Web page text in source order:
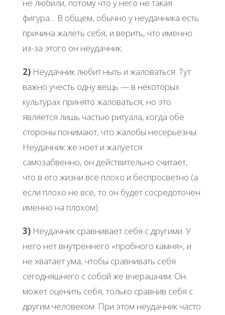
не любили, потому что у него не такая
фигура… В общем, обычно у неудачника есть
причина жалеть себя, и верить, что именно
из-за этого он неудачник.
2)Неудачник любит ныть и жаловаться. Тут
важно учесть одну вещь — в некоторых
культурах принято жаловаться, но это
является лишь частью ритуала, когда обе
стороны понимают, что жалобы несерьёзны.
Неудачник же ноет и жалуется
самозабвенно, он действительно считает,
что в его жизни всё плохо и беспросветно (а
если плохо не всё, то он будет сосредоточен
именно на плохом).
3)Неудачник сравнивает себя с другими. У
него нет внутреннего «пробного камня», и
не хватает ума, чтобы сравнивать себя
сегодняшнего с собой же вчерашним. Он
может оценить себя, только сравнив себя с
другим человеком. При этом неудачник часто